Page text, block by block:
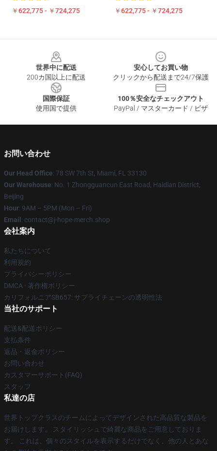
￥622,775 - ￥724,275 ￥622,775 - ￥724,275
世界中に配送
200カ国以上に配送
安心してお買い物
クリックから配送まで24/7保護
国際保証
使用国で提供
100％安全なチェックアウト
PayPal / マスターカード / ビザ
お問い合わせ
Our Head Office: 78 SW 7th St, Miami, FL 33130
Our Warehouse: No. 1 Zhongguancun East Road, Haidian District,
Beijing
Hour: 9AM – 5PM (Mon – Fri)
Email : contact@j-hope-merch.shop
会社案内
私たちについて
利用規約
プライバシーポリシー
DMCA - 著作権ポリシー
カリフォルニアSB657: サプライチェーンの透明性法
当社のサポート
配送&配送ポリシー
支払条件
返品・返金ポリシー
お問い合わせ
カスタマーサポート(FAQ)
スタッフ
私達の店
世界トップクラスのチームによってデザインされた高品質な製品を
お届けします。 スタイリッシュで綺麗な商品をご用意しておりま
す。 これは、個々のスタイルを表示するだけでなく、他の人とあな